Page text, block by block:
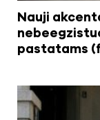
Nauji
pastatams